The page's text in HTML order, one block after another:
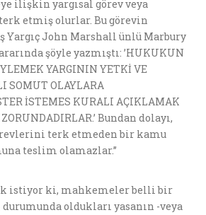
ilişkin yargısal görev veya
etmiş olurlar. Bu görevin
Yargıç John Marshall ünlü Marbury
şöyle yazmıştı: ’HUKUKUN
YARGININ YETKİ VE
SOMUT OLAYLARA
İSTEMES KURALI AÇIKLAMAK
Bundan dolayı,
terk etmeden bir kamu
teslim olamazlar.’’
istiyor ki, mahkemeler belli bir
oldukları yasanın -veya